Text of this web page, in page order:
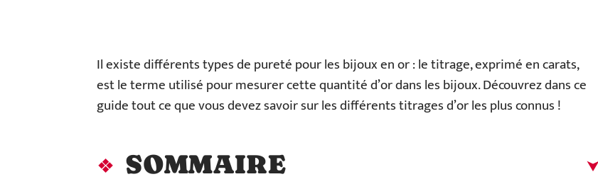
Il existe différents types de pureté pour les bijoux en or : le titrage, exprimé en carats,
est le terme utilisé pour mesurer cette quantité d’or dans les bijoux. Découvrez dans ce
guide tout ce que vous devez savoir sur les différents titrages d’or les plus connus !
SOMMAIRE